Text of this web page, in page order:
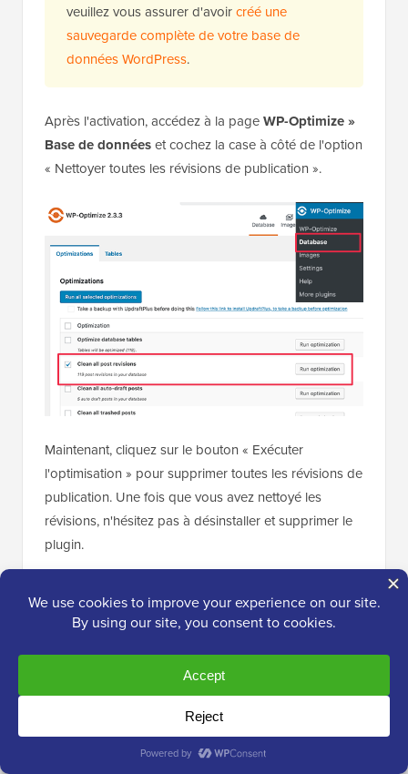
veuillez vous assurer d'avoircréé une
sauvegarde complète de votre base de
données WordPress.
Après l'activation, accédez à la pageWP-Optimize »
Base de donnéeset cochez la case à côté de l'option
« Nettoyer toutes les révisions de publication ».
Maintenant, cliquez sur le bouton « Exécuter
l'optimisation » pour supprimer toutes les révisions de
publication. Une fois que vous avez nettoyé les
révisions, n'hésitez pas à désinstaller et supprimer le
plugin.
détaillé sur WP-Optimize.
2. Supprimer les révisions de publication
WordPress via phpMyAdmin
Les utilisateurs avancés peuvent également supprimer
les révisions de publication WordPress via